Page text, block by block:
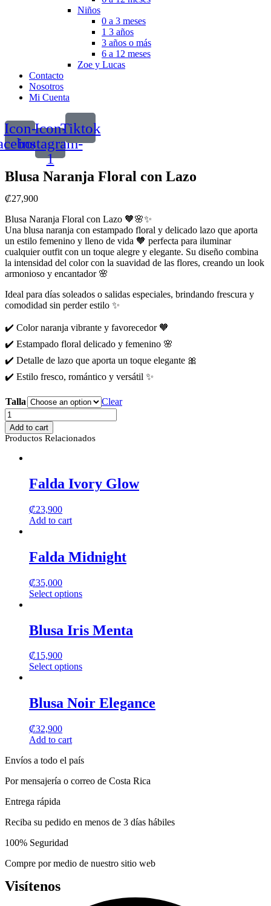
Niños
0 a 3 meses
1 3 años
3 años o más
6 a 12 meses
Zoe y Lucas
Contacto
Nosotros
Mi Cuenta
Icon-Icon-
instagram-
1
Tiktok
Blusa Naranja Floral con Lazo
₡27,900
Blusa Naranja Floral con Lazo 🧡🌸✨
Una blusa naranja con estampado floral y delicado lazo que aporta
un estilo femenino y lleno de vida 🧡 perfecta para iluminar
cualquier outfit con un toque alegre y elegante. Su diseño combina
la intensidad del color con la suavidad de las flores, creando un look
armonioso y encantador 🌸
Ideal para días soleados o salidas especiales, brindando frescura y
comodidad sin perder estilo ✨
✔️ Color naranja vibrante y favorecedor 🧡
✔️ Estampado floral delicado y femenino 🌸
✔️ Detalle de lazo que aporta un toque elegante 🎀
✔️ Estilo fresco, romántico y versátil ✨
Talla
Clear
Blusa
Naranja
Floral
Lazo
Add to cart
Productos Relacionados
Falda Ivory Glow
₡23,900
Add to cart
Falda Midnight
₡35,000
Select options
has
multiple
The
options
chosen
on
the
product
page
Blusa Iris Menta
₡15,900
Select options
has
multiple
The
options
be
chosen
on
the
product
page
Blusa Noir Elegance
₡32,900
Add to cart
Envíos a todo el país
Por mensajería o correo de Costa Rica
Entrega rápida
Reciba su pedido en menos de 3 días hábiles
100% Seguridad
Compre por medio de nuestro sitio web
Visítenos